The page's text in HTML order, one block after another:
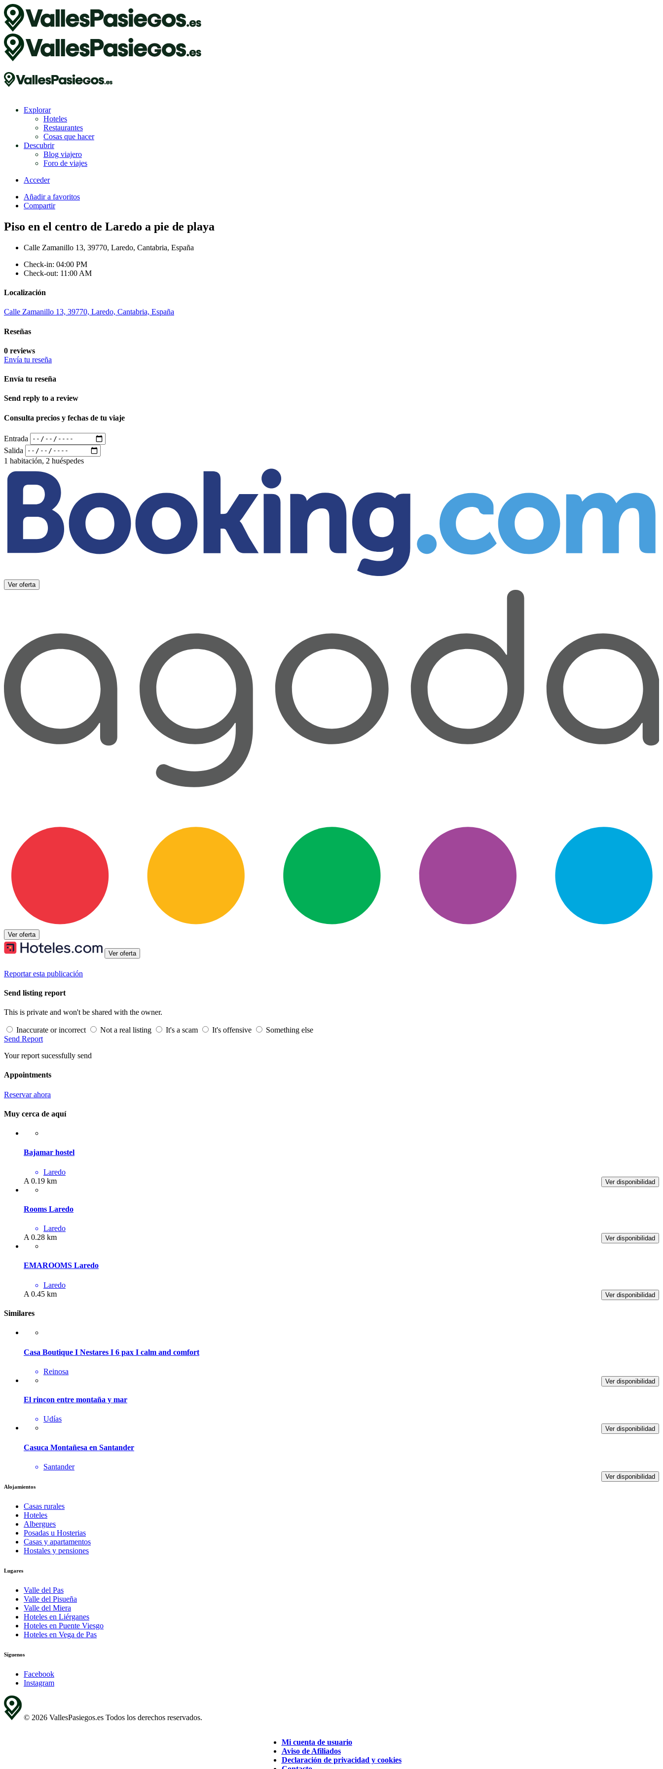
Explorar
Hoteles
Restaurantes
Cosas que hacer
Descubrir
Blog viajero
Foro de viajes
Acceder
Añadir a favoritos
Compartir
Piso en el centro de Laredo a pie de playa
Calle Zamanillo 13, 39770, Laredo, Cantabria, España
Check-in: 04:00 PM
Check-out: 11:00 AM
Localización
Calle Zamanillo 13, 39770, Laredo, Cantabria, España
Reseñas
0 reviews
Envía tu reseña
Envía tu reseña
Send reply to a review
Consulta precios y fechas de tu viaje
Entrada
Salida
1 habitación, 2 huéspedes
Ver oferta
Ver oferta
Ver oferta
Reportar esta publicación
Send listing report
This is private and won't be shared with the owner.
Inaccurate or incorrect Not a real listing It's a scam It's offensive
Something else
Send Report
Your report sucessfully send
Appointments
Reservar ahora
Muy cerca de aquí
Bajamar hostel
Laredo
Ver disponibilidad
A 0.19 km
Rooms Laredo
Laredo
Ver disponibilidad
A 0.28 km
EMAROOMS Laredo
Laredo
Ver disponibilidad
A 0.45 km
Similares
Casa Boutique I Nestares I 6 pax I calm and comfort
Reinosa
Ver disponibilidad
El rincon entre montaña y mar
Udías
Ver disponibilidad
Casuca Montañesa en Santander
Santander
Ver disponibilidad
Alojamientos
Casas rurales
Hoteles
Albergues
Posadas u Hosterias
Casas y apartamentos
Hostales y pensiones
Lugares
Valle del Pas
Valle del Pisueña
Valle del Miera
Hoteles en Liérganes
Hoteles en Puente Viesgo
Hoteles en Vega de Pas
Síguenos
Facebook
Instagram
© 2026 VallesPasiegos.es Todos los derechos reservados.
Mi cuenta de usuario
Aviso de Afiliados
Declaración de privacidad y cookies